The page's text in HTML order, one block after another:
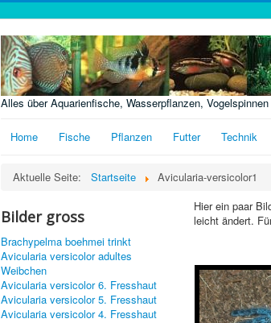
Alles über Aquarienfische, Wasserpflanzen,
Home Fische Pflanzen Futter Technik
Aktuelle Seite: Startseite Avicularia-versicolor1
Bilder gross
Brachypelma boehmei trinkt
Avicularia versicolor adultes
Weibchen
Avicularia versicolor 6. Fresshaut
Avicularia versicolor 5. Fresshaut
Avicularia versicolor 4. Fresshaut
Hier ein paar
leicht ändert.